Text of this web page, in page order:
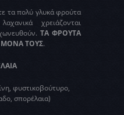
τα πολύ γλυκά φρούτα
χρειάζονται
ΤΑ ΦΡΟΥΤΑ
ΜΟΝΑ ΤΟΥΣ.
φυστικοβούτυρο,
σπορέλαια)